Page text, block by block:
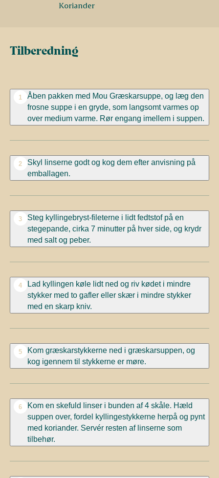
Koriander
Tilberedning
1
Åben pakken med Mou Græskarsuppe, og læg den
frosne suppe i en gryde, som langsomt varmes op
over medium varme. Rør engang imellem i suppen.
2
Skyl linserne godt og kog dem efter anvisning på
emballagen.
3
Steg kyllingebryst-fileterne i lidt fedtstof på en
stegepande, cirka 7 minutter på hver side, og krydr
med salt og peber.
4
Lad kyllingen køle lidt ned og riv kødet i mindre
stykker med to gafler eller skær i mindre stykker
med en skarp kniv.
5
Kom græskarstykkerne ned i græskarsuppen, og
kog igennem til stykkerne er møre.
6
Kom en skefuld linser i bunden af 4 skåle. Hæld
suppen over, fordel kyllingestykkerneherpå og pynt
med koriander. Servér resten af linsernesom
tilbehør.